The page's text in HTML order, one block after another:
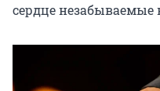
сердце незабываемые